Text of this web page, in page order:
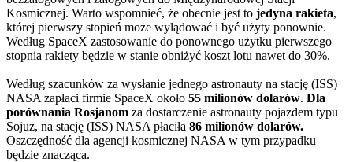
Kosmicznej. Warto wspomnieć, że obecnie jest to jedyna rakieta,
której pierwszy stopień może wylądować i być użyty ponownie.
Według SpaceX zastosowanie do ponownego użytku pierwszego
stopnia rakiety będzie w stanie obniżyć koszt lotu nawet do 30%.
Według szacunków za wysłanie jednego astronauty na stację (ISS)
NASA zapłaci firmie SpaceX około 55 milionów dolarów. Dla
porównania Rosjanom za dostarczenie astronauty pojazdem typu
Sojuz, na stację (ISS) NASA płaciła 86 milionów dolarów.
Oszczędność dla agencji kosmicznej NASA w tym przypadku
będzie znacząca.